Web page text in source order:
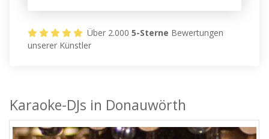
Über 2.0005-Sterne Bewertungen
unserer Künstler
Karaoke-DJs in Donauwörth